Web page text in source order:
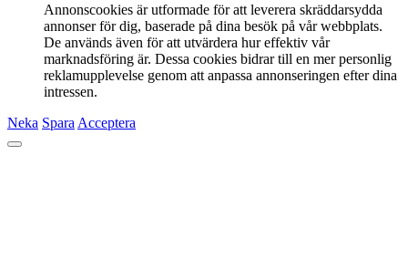
Annonscookies är utformade för att leverera skräddarsydda
annonser för dig, baserade på dina besök på vår webbplats.
De används även för att utvärdera hur effektiv vår
marknadsföring är. Dessa cookies bidrar till en mer personlig
reklamupplevelse genom att anpassa annonseringen efter dina
intressen.
Neka Spara Acceptera